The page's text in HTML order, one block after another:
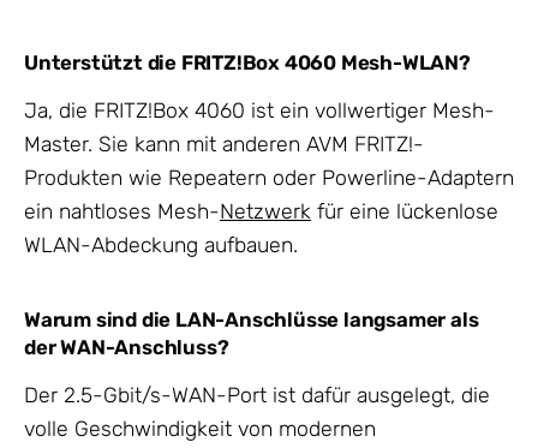
Unterstützt die FRITZ!Box 4060 Mesh-WLAN?
Ja, die FRITZ!Box 4060 ist ein vollwertiger Mesh-
Master. Sie kann mit anderen AVM FRITZ!-
Produkten wie Repeatern oder Powerline-Adaptern
ein nahtloses Mesh-Netzwerk für eine lückenlose
WLAN-Abdeckung aufbauen.
Warum sind die LAN-Anschlüsse langsamer als
der WAN-Anschluss?
Der 2.5-Gbit/s-WAN-Port ist dafür ausgelegt, die
volle Geschwindigkeit von modernen